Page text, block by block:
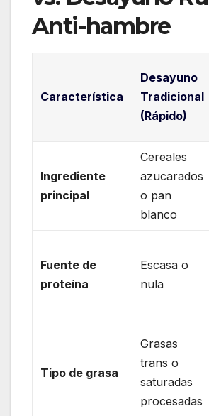
Anti-hambre
Característica
Desayuno
Tradicional
(Rápido)
Ingrediente
principal
Cereales
azucarados
o pan
blanco
Fuente de
proteína
Escasa o
nula
Tipo de grasa
Grasas
trans o
saturadas
procesadas